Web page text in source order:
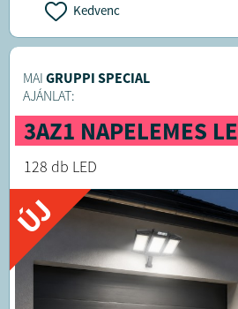
Kedvenc
MAI GRUPPI SPECIAL
AJÁNLAT:
3AZ1 NAPELEMES
128 db LED
ÚJ